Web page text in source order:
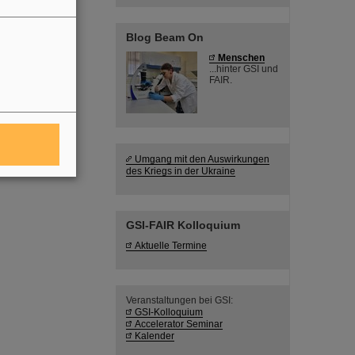
als
Blog Beam On
Menschen
...hinter GSI und
FAIR.
Umgang mit den Auswirkungen
des Kriegs in der Ukraine
GSI-FAIR Kolloquium
Aktuelle Termine
Veranstaltungen bei GSI:
GSI-Kolloquium
Accelerator Seminar
Kalender